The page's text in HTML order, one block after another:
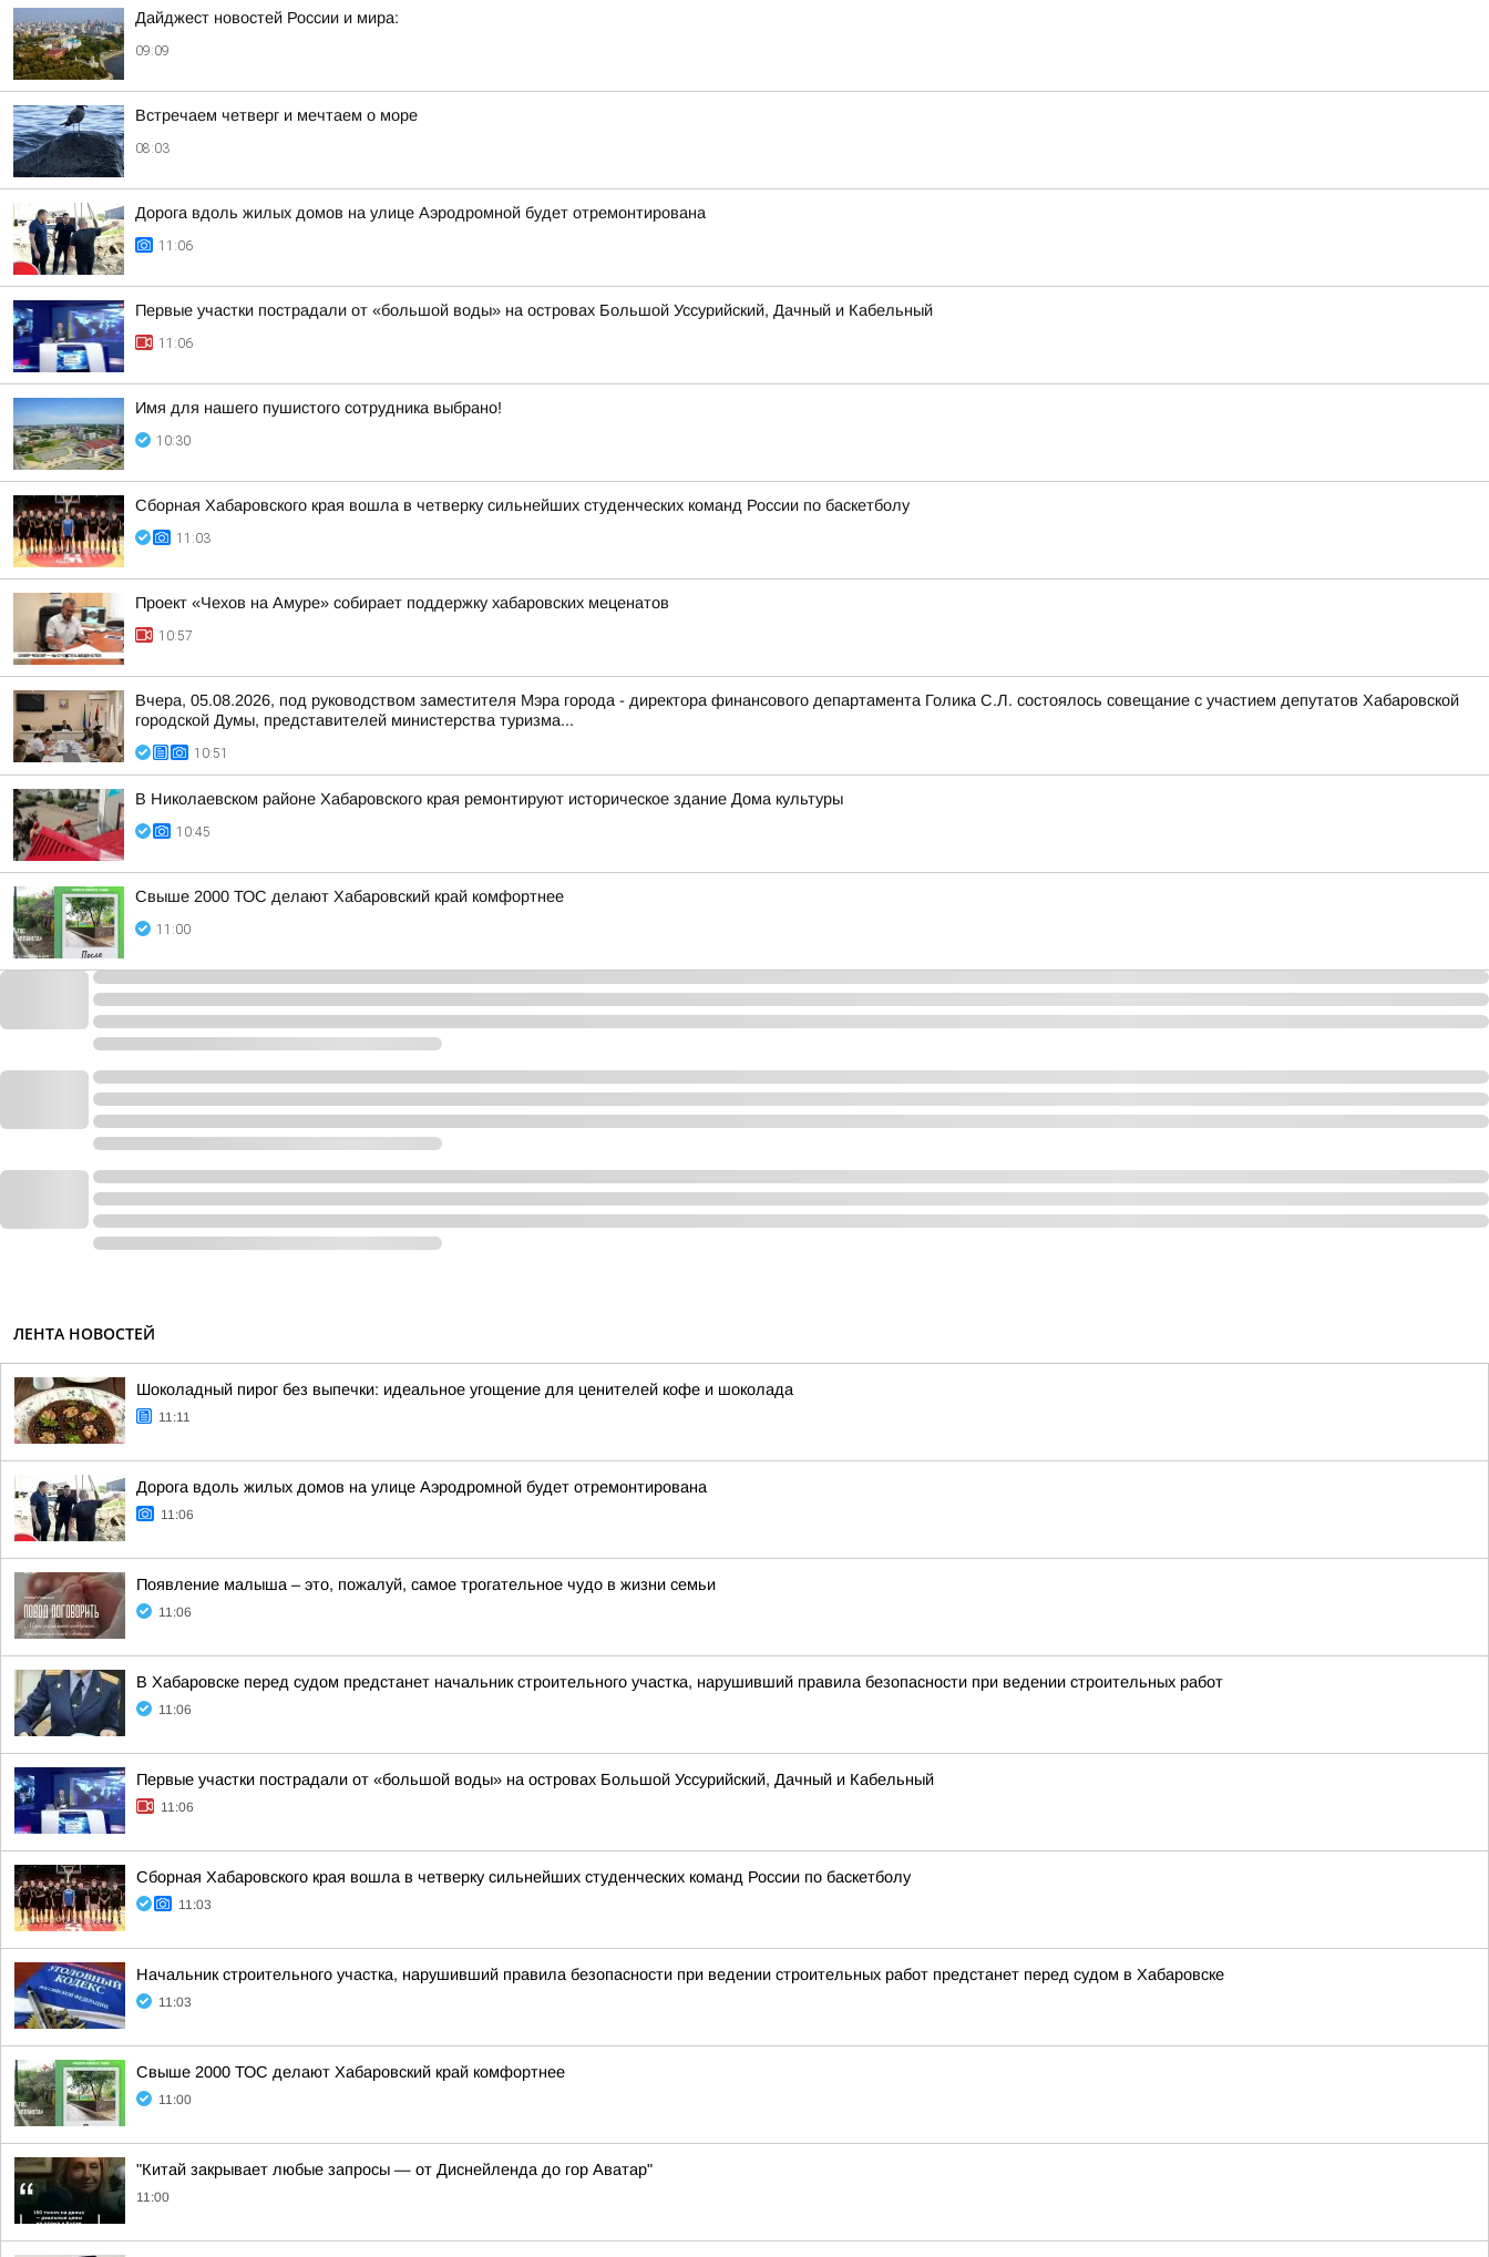
Дайджест новостей России и мира:
09:09
Встречаем четверг и мечтаем о море
08:03
Дорога вдоль жилых домов на улице Аэродромной будет отремонтирована
11:06
Первые участки пострадали от «большой воды» на островах Большой Уссурийский, Дачный и Кабельный
11:06
Имя для нашего пушистого сотрудника выбрано!
10:30
Сборная Хабаровского края вошла в четверку сильнейших студенческих команд России по баскетболу
11:03
Проект «Чехов на Амуре» собирает поддержку хабаровских меценатов
10:57
Вчера, 05.08.2026, под руководством заместителя Мэра города - директора финансового департамента Голика С.Л. состоялось совещание с участием депутатов Хабаровской
городской Думы, представителей министерства туризма...
10:51
В Николаевском районе Хабаровского края ремонтируют историческое здание Дома культуры
10:45
Свыше 2000 ТОС делают Хабаровский край комфортнее
11:00
ЛЕНТА НОВОСТЕЙ
Шоколадный пирог без выпечки: идеальное угощение для ценителей кофе и шоколада
11:11
Дорога вдоль жилых домов на улице Аэродромной будет отремонтирована
11:06
Появление малыша – это, пожалуй, самое трогательное чудо в жизни семьи
11:06
В Хабаровске перед судом предстанет начальник строительного участка, нарушивший правила безопасности при ведении строительных работ
11:06
Первые участки пострадали от «большой воды» на островах Большой Уссурийский, Дачный и Кабельный
11:06
Сборная Хабаровского края вошла в четверку сильнейших студенческих команд России по баскетболу
11:03
Начальник строительного участка, нарушивший правила безопасности при ведении строительных работ предстанет перед судом в Хабаровске
11:03
Свыше 2000 ТОС делают Хабаровский край комфортнее
11:00
"Китай закрывает любые запросы — от Диснейленда до гор Аватар"
11:00